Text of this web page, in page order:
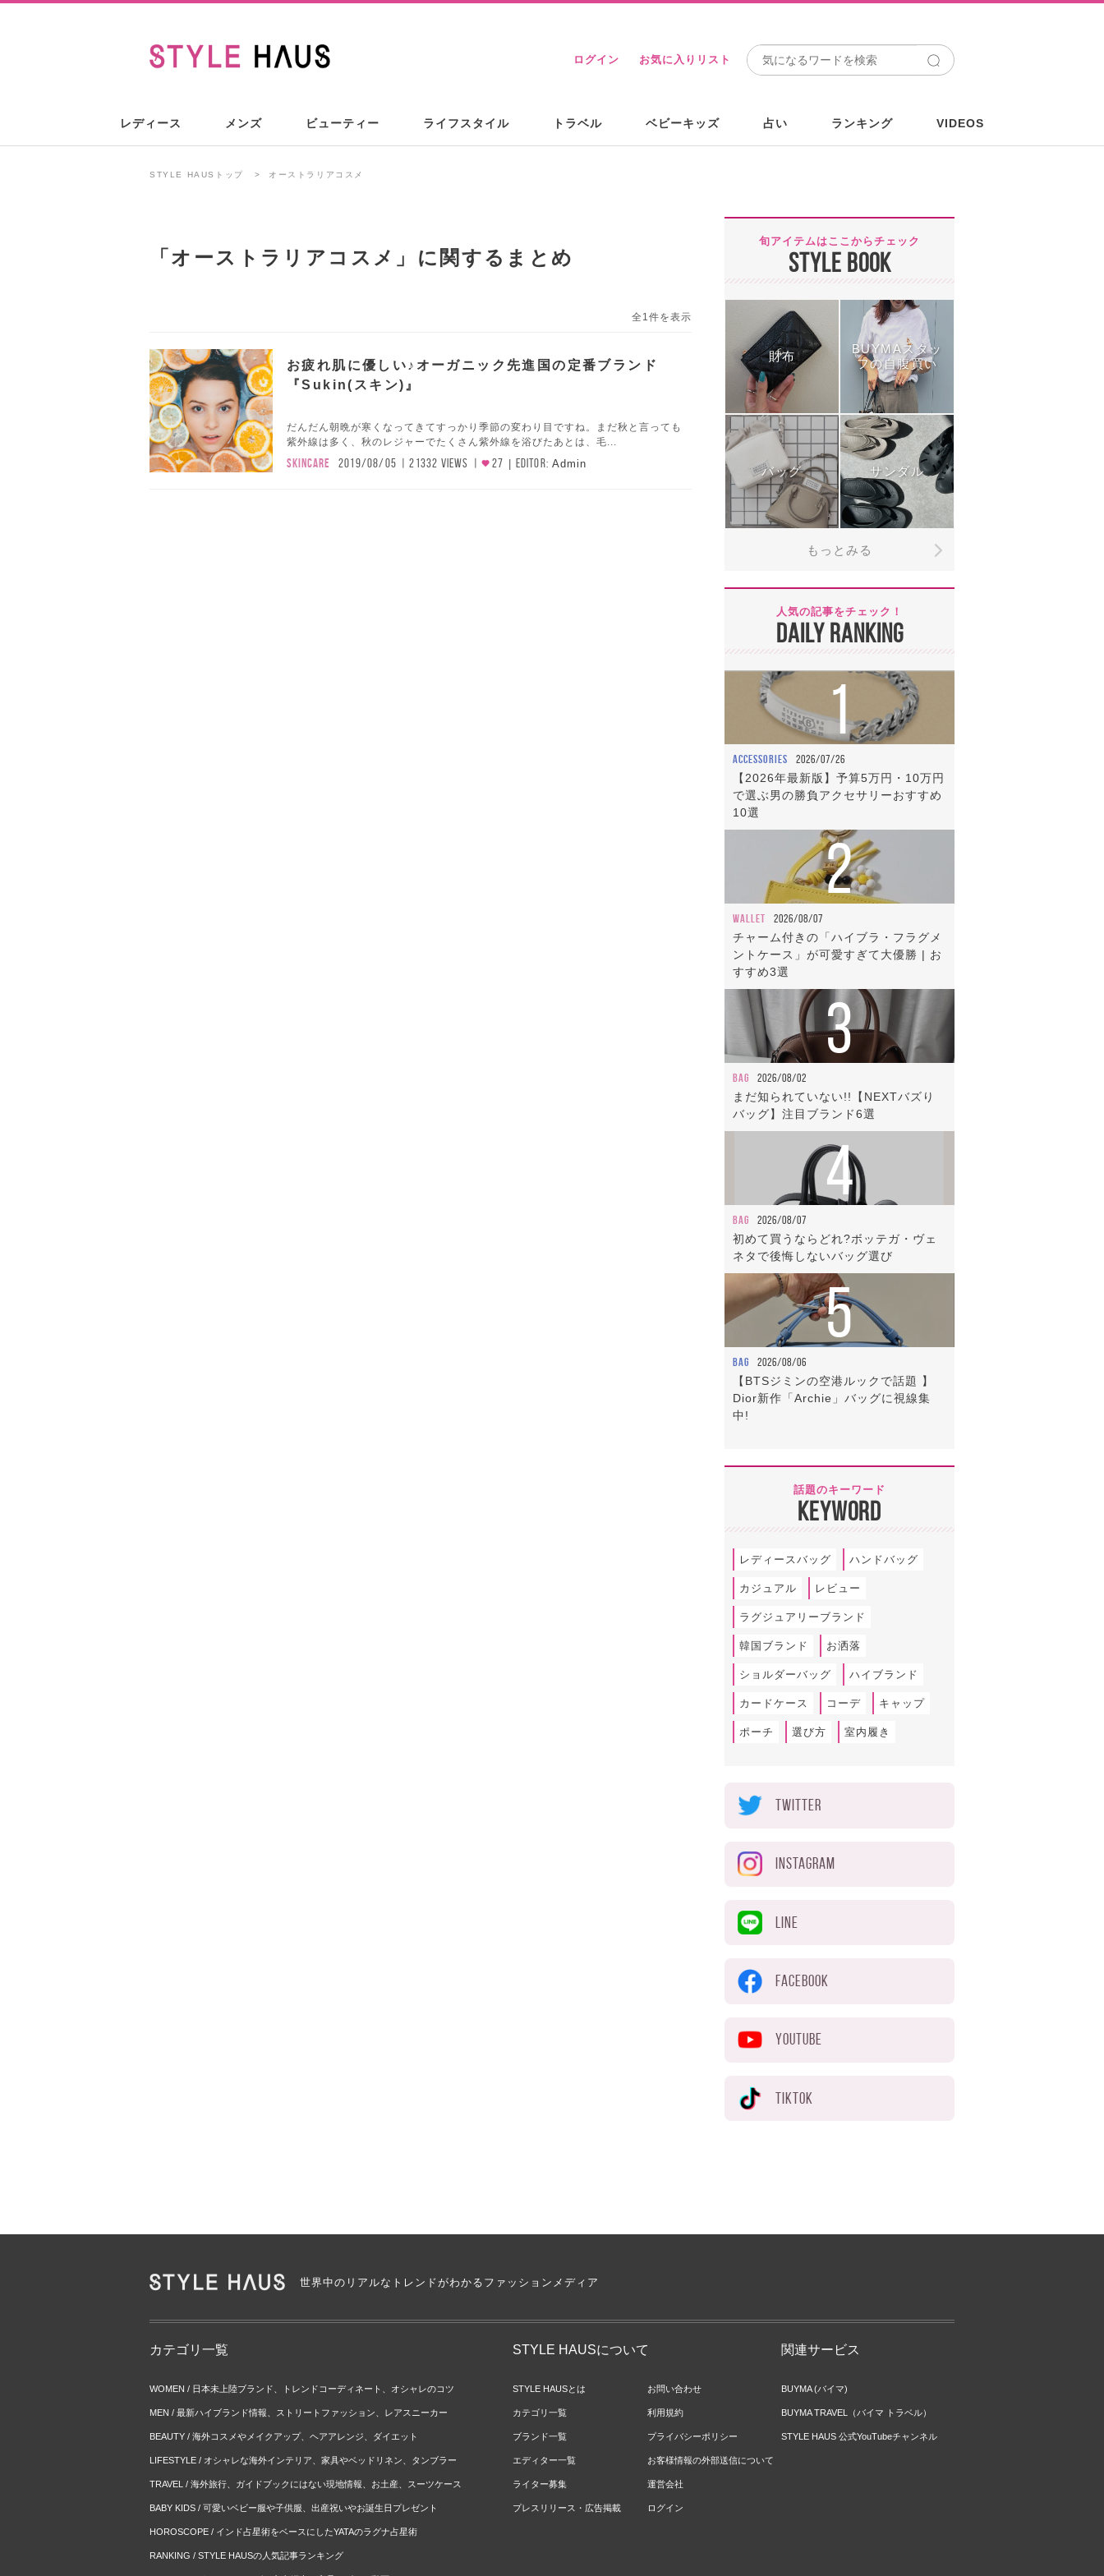
ログイン お気に入りリスト
レディース メンズ ビューティー ライフスタイル トラベル ベビーキッズ 占い ランキング VIDEOS
STYLE HAUSトップ オーストラリアコスメ
「オーストラリアコスメ 」に関するまとめ
全1件を表示
お疲れ肌に優しい♪オーガニック先進国の定番ブランド
『Sukin(スキン)』
だんだん朝晩が寒くなってきてすっかり季節の変わり目ですね。まだ秋と言っても
紫外線は多く、秋のレジャーでたくさん紫外線を浴びたあとは、毛...
SKINCARE 2019/08/05 21332 VIEWS 27 EDITOR: Admin
旬アイテムはここからチェック
STYLE BOOK
財布
BUYMAスタッ
フの自腹買い
バッグ サンダル
もっとみる
人気の記事をチェック！
DAILY RANKING
1
ACCESSORIES 2026/07/26
【2026年最新版】予算5万円・10万円
で選ぶ男の勝負アクセサリーおすすめ
10選
2
WALLET 2026/08/07
チャーム付きの「ハイブラ・フラグメ
ントケース」が可愛すぎて大優勝 | お
すすめ3選
3
BAG 2026/08/02
まだ知られていない!!【NEXTバズり
バッグ】注目ブランド6選
4
BAG 2026/08/07
初めて買うならどれ?ボッテガ・ヴェ
ネタで後悔しないバッグ選び
5
BAG 2026/08/06
【BTSジミンの空港ルックで話題 】
Dior新作「Archie」バッグに視線集
中!
話題のキーワード
KEYWORD
レディースバッグ ハンドバッグ
カジュアル レビュー
ラグジュアリーブランド
韓国ブランド お洒落
ショルダーバッグ ハイブランド
カードケース コーデ キャップ
ポーチ 選び方 室内履き
TWITTER
INSTAGRAM
LINE
FACEBOOK
YOUTUBE
TIKTOK
世界中のリアルなトレンドがわかるファッションメディア
カテゴリ一覧
WOMEN / 日本未上陸ブランド、トレンドコーディネート、オシャレのコツ
MEN / 最新ハイブランド情報、ストリートファッション、レアスニーカー
BEAUTY / 海外コスメやメイクアップ、ヘアアレンジ、ダイエット
LIFESTYLE / オシャレな海外インテリア、家具やベッドリネン、タンブラー
TRAVEL / 海外旅行、ガイドブックにはない現地情報、お土産、スーツケース
BABY KIDS / 可愛いベビー服や子供服、出産祝いやお誕生日プレゼント
HOROSCOPE / インド占星術をベースにしたYATAのラグナ占星術
RANKING / STYLE HAUSの人気記事ランキング
STYLE HAUSについて
STYLE HAUSとは
カテゴリ一覧
ブランド一覧
エディター一覧
ライター募集
プレスリリース・広告掲載
お問い合わせ
利用規約
プライバシーポリシー
お客様情報の外部送信について
運営会社
ログイン
関連サービス
BUYMA (バイマ)
BUYMA TRAVEL（バイマ トラベル）
STYLE HAUS 公式YouTubeチャンネル